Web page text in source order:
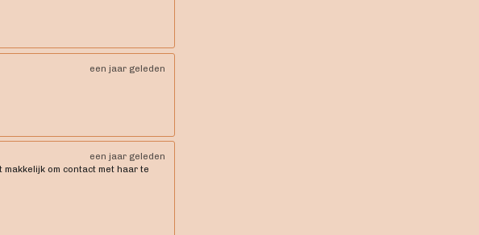
een jaar geleden
een jaar geleden
om contact met haar te